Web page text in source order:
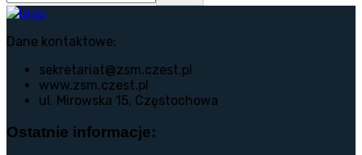
Dane kontaktowe:
sekretariat@zsm.czest.pl
www.zsm.czest.pl
ul. Mirowska 15, Częstochowa
Ostatnie informacje: